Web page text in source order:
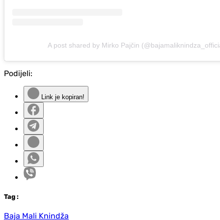
A post shared by Mirko Pajčin
Podijeli:
Link je kopiran!
Tag :
Baja Mali Knindža